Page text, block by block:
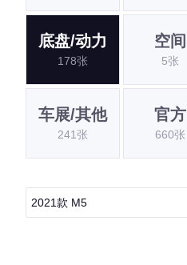
底盘/动力
178张
空间
5张
车展/其他
241张
官方
660张
2021款 M5